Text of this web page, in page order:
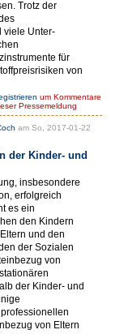
Trotz der
viele Unter-
für
von
um Kommentare
Pressemeldung
am So, 2017-01-22
der Kinder- und
insbesondere
erfolgreich
es ein
den Kindern
und den
der Sozialen
von
der Kinder- und
von Eltern